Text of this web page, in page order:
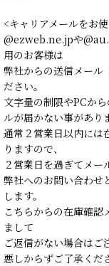
<キャリアメールをお
@ezweb.ne.jpや
用のお客様は
弊社からの送信メール
ださい。
文字量の制限やPCか
ルが届かない事があり
通常２営業日以内には
りますので、
２営業日を過ぎてメー
弊社へのお問い合わせ
します。
こちらからの在庫確
まして
ご返信がない場合はご
悪しからずご了承くだ